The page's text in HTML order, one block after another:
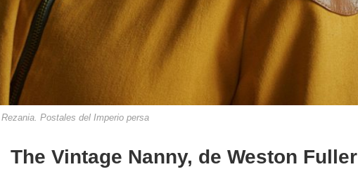
Postales del Imperio persa
The Vintage Nanny, de Weston Fuller